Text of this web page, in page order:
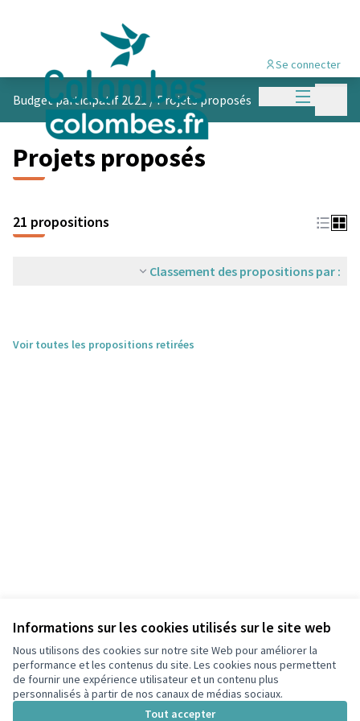
Informations sur les cookies utilisés sur le site web
Nous utilisons des cookies sur notre site Web pour améliorer la
performance et les contenus du site. Les cookies nous permettent
de fournir une expérience utilisateur et un contenu plus
personnalisés à partir de nos canaux de médias sociaux.
Tout accepter
Menu
Se connecter
Budget participatif 2021 /Projets proposés
Projets proposés
21 propositions
Classement des propositions par :
Voir toutes les propositions retirées
Conditions d'utilisation